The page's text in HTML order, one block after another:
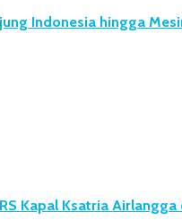
Indonesia hingga
Kapal Ksatria Airlangga